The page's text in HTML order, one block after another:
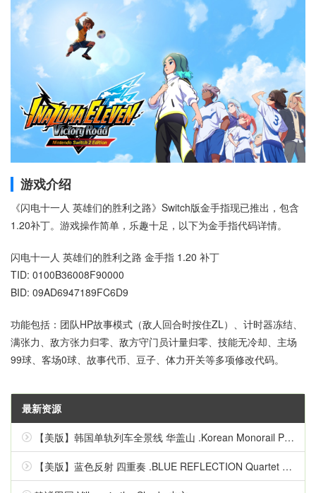
游戏介绍
《闪电十一人 英雄们的胜利之路》Switch版金手指现已推出，包含
1.20补丁。游戏操作简单，乐趣十足，以下为金手指代码详情。
闪电十一人 英雄们的胜利之路 金手指 1.20 补丁
TID: 0100B36008F90000
BID: 09AD6947189FC6D9
功能包括：团队HP故事模式（敌人回合时按住ZL）、计时器冻结、
满张力、敌方张力归零、敌方守门员计量归零、技能无冷却、主场
99球、客场0球、故事代币、豆子、体力开关等多项修改代码。
最新资源
【美版】韩国单轨列车全景线 华盖山 .Korean Monorail Panorama Line Hwagaesan 中文
【美版】蓝色反射 四重奏 .BLUE REFLECTION Quartet 英语